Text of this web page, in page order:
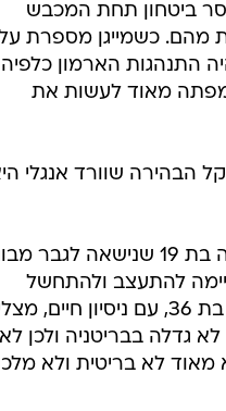
ביטחון תחת המכבש
מהם. כשמייגן מספרת
התנהגות הארמון כלפיה
- מפתה מאוד לעשות את
הבהירה שוורד אנגלי
בניגוד לדיאנה שנכנסה למשפחת המלוכה בהיותה נערה ממש - ילדה בת 19 שנישאה
להתעצב ולהתחשל
במלואה, מרקל הגיעה לארמון באקינגהם בהיותה כבר אישה בוגרת, בת 36, עם
גדלה בבריטניה ולכן לא
לא בריטית ולא